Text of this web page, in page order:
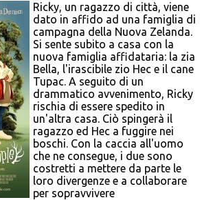
Ricky, un ragazzo di città, viene
dato in affido ad una famiglia di
campagna della Nuova Zelanda.
Si sente subito a casa con la
nuova famiglia affidataria: la zia
Bella, l'irascibile zio Hec e il cane
Tupac. A seguito di un
drammatico avvenimento, Ricky
rischia di essere spedito in
un'altra casa. Ciò spingerà il
ragazzo ed Hec a fuggire nei
boschi. Con la caccia all'uomo
che ne consegue, i due sono
costretti a mettere da parte le
loro divergenze e a collaborare
per sopravvivere